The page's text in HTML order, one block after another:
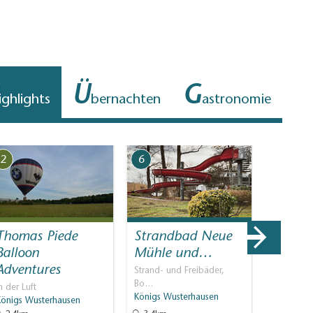
ighlights Übernachten Gastronomie
2
Piede
der Luft
Wusterhausen
6
Strandbad Neue
Mühle und…
Strand- und Freibäder,
Bo…
Königs Wusterhausen